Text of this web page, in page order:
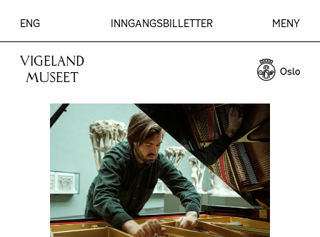
VIGELAND
MUSEET
INNGANGSBILLETTER
ENG MENY